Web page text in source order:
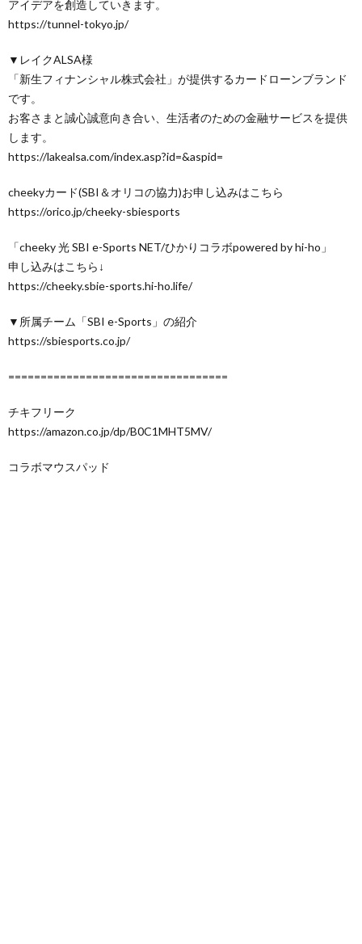
アイデアを創造していきます。
https://tunnel-tokyo.jp/
▼レイクALSA様
「新生フィナンシャル株式会社」が提供するカードローンブランド
です。
お客さまと誠心誠意向き合い、生活者のための金融サービスを提供
します。
https://lakealsa.com/index.asp?id=&aspid=
cheekyカード(SBI＆オリコの協力)お申し込みはこちら
https://orico.jp/cheeky-sbiesports
「cheeky 光 SBI e-Sports NET/ひかりコラボpowered by hi-ho」
申し込みはこちら↓
https://cheeky.sbie-sports.hi-ho.life/
▼所属チーム「SBI e-Sports」の紹介
https://sbiesports.co.jp/
==================================
チキフリーク
https://amazon.co.jp/dp/B0C1MHT5MV/
コラボマウスパッド